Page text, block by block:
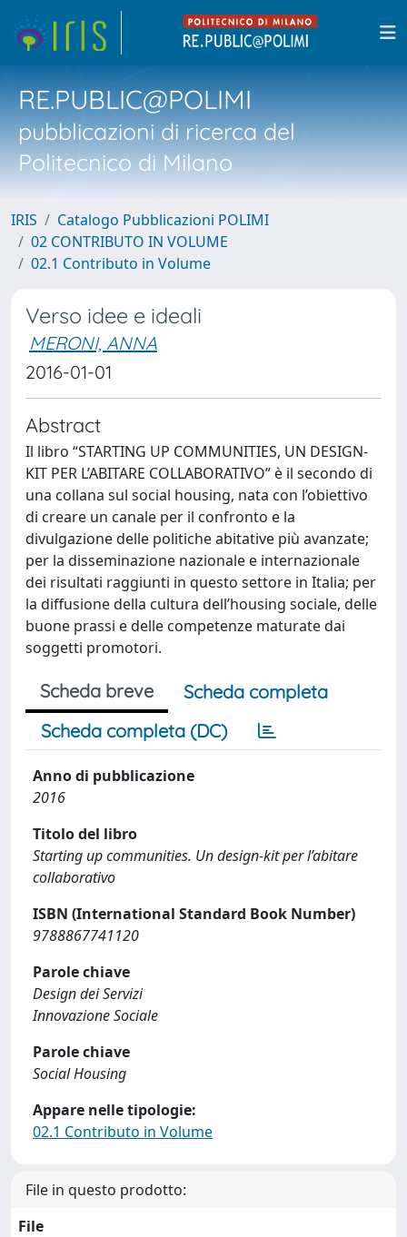
RE.PUBLIC@POLIMI
pubblicazioni di ricerca del
Politecnico di Milano
IRIS
Catalogo Pubblicazioni POLIMI
02 CONTRIBUTO IN VOLUME
02.1 Contributo in Volume
Verso idee e ideali
MERONI, ANNA
2016-01-01
Abstract
Il libro “STARTING UP COMMUNITIES, UN DESIGN-
KIT PER L’ABITARE COLLABORATIVO” è il secondo di
una collana sul social housing, nata con l’obiettivo
di creare un canale per il confronto e la
divulgazione delle politiche abitative più avanzate;
per la disseminazione nazionale e internazionale
dei risultati raggiunti in questo settore in Italia; per
la diffusione della cultura dell’housing sociale, delle
buone prassi e delle competenze maturate dai
soggetti promotori.
Scheda breve
Scheda completa
Scheda completa (DC)
Anno di pubblicazione
2016
Titolo del libro
Starting up communities. Un design-kit per l’abitare
collaborativo
ISBN (International Standard Book Number)
9788867741120
Parole chiave
Design dei Servizi
Innovazione Sociale
Parole chiave
Social Housing
Appare nelle tipologie:
02.1 Contributo in Volume
File in questo prodotto:
File